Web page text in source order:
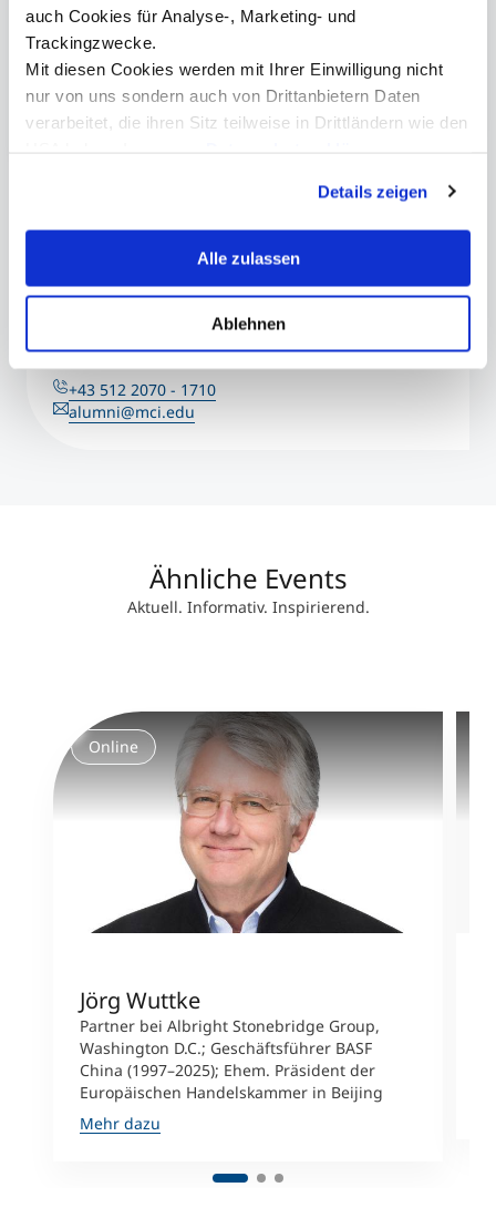
auch Cookies für Analyse-, Marketing- und
Trackingzwecke.
Mit diesen Cookies werden mit Ihrer Einwilligung nicht
nur von uns sondern auch von Drittanbietern Daten
verarbeitet, die ihren Sitz teilweise in Drittländern wie den
erklären Ihnen genau, was eine Datenübermittlung in die
USA bedeuten kann.
Details zeigen
Alle zulassen
Ablehnen
SHORT FACTS
12:30 - 13:30
Livetalk
Mag. Bettina Stichauner
Leiterin Alumni Center
+43 512 2070 - 1710
alumni@mci.edu
Ähnliche Events
Aktuell. Informativ. Inspirierend.
Online
Jörg Wuttke
Partner bei Albright Stonebridge Group,
Washington D.C.; Geschäftsführer BASF
China (1997–2025); Ehem. Präsident der
Europäischen Handelskammer in Beijing
Mehr dazu